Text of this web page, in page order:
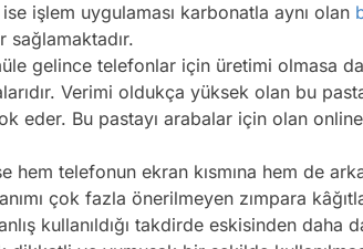
işlem uygulaması karbonatla aynı olan
sağlamaktadır.
gelince telefonlar için üretimi olmasa
Verimi oldukça yüksek olan bu
eder. Bu pastayı arabalar için olan
hem telefonun ekran kısmına hem de
çok fazla önerilmeyen zımpara
kullanıldığı takdirde eskisinden daha